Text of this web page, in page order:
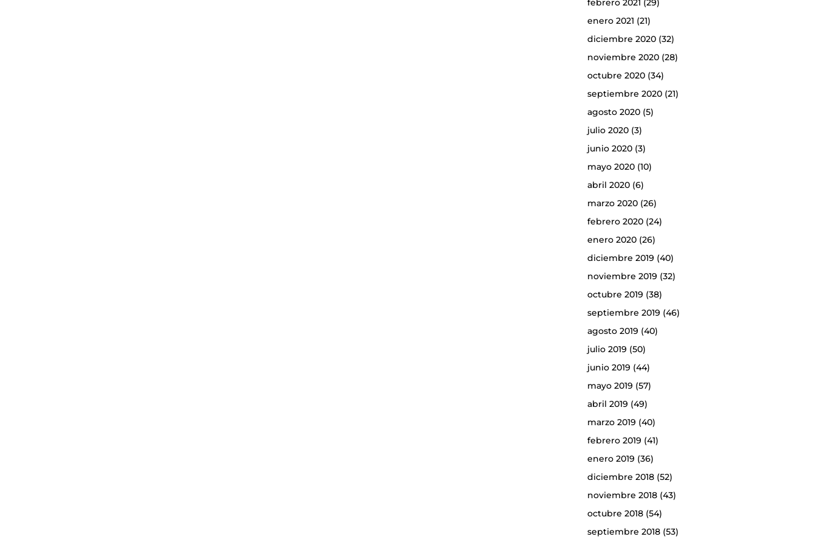
febrero 2021 (29)
enero 2021 (21)
diciembre 2020(32)
noviembre 2020(28)
octubre 2020(34)
septiembre 2020(21)
agosto 2020(5)
julio 2020(3)
junio 2020(3)
mayo 2020(10)
abril 2020(6)
marzo 2020(26)
febrero 2020(24)
enero 2020(26)
diciembre 2019 (40)
noviembre 2019 (32)
octubre 2019 (38)
septiembre 2019 (46)
agosto 2019 (40)
julio 2019 (50)
junio 2019 (44)
mayo 2019 (57)
abril 2019 (49)
marzo 2019 (40)
febrero 2019 (41)
enero 2019 (36)
diciembre 2018(52)
noviembre 2018(43)
octubre 2018(54)
septiembre 2018(53)